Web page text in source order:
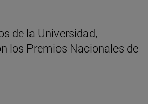
de la Universidad,
los Premios Nacionales de